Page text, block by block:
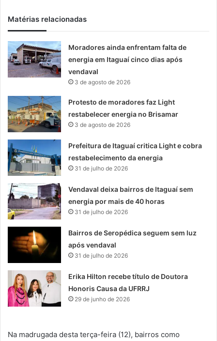
Matérias relacionadas
Moradores ainda enfrentam falta de
energia em Itaguaí cinco dias após
vendaval
3 de agosto de 2026
Protesto de moradores faz Light
restabelecer energia no Brisamar
3 de agosto de 2026
Prefeitura de Itaguaí critica Light e cobra
restabelecimento da energia
31 de julho de 2026
Vendaval deixa bairros de Itaguaí sem
energia por mais de 40 horas
31 de julho de 2026
Bairros de Seropédica seguem sem luz
após vendaval
31 de julho de 2026
Erika Hilton recebe título de Doutora
Honoris Causa da UFRRJ
29 de junho de 2026
Na madrugada desta terça-feira (12), bairros como